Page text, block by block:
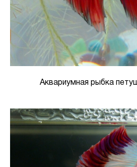
Аквариумная рыбка